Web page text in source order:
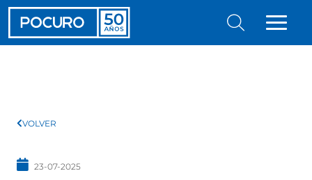
VOLVER
23-07-2025